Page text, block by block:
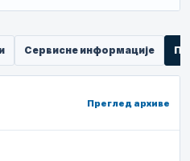
Сервисне информације
Преглед архиве